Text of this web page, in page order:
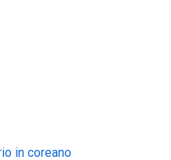
in coreano